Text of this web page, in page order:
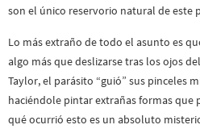
son el único reservorio natural de este
Lo más extraño de todo el asunto es
algo más que deslizarse tras los ojos
Taylor, el parásito “guió” sus pinceles
haciéndole pintar extrañas formas que
qué ocurrió esto es un absoluto